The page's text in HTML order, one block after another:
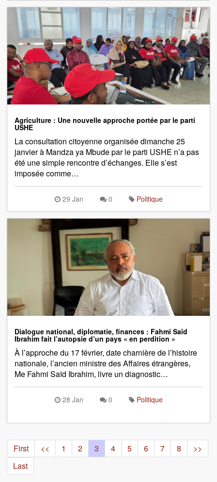
Agriculture : Une nouvelle approche portée par le parti
USHE
La consultation citoyenne organisée dimanche 25
janvier à Mandza ya Mbude par le parti USHE n’a pas
été une simple rencontre d’échanges. Elle s’est
imposée comme…
29 Jan 0 Politique
Dialogue national, diplomatie, finances : Fahmi Saïd
Ibrahim fait l’autopsie d’un pays « en perdition »
À l’approche du 17 février, date charnière de l’histoire
nationale, l’ancien ministre des Affaires étrangères,
Me Fahmi Saïd Ibrahim, livre un diagnostic…
28 Jan 0 Politique
First << 1 2 3 4 5 6 7 8
>>
Last